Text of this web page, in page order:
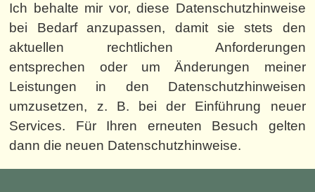
Ich behalte mir vor, diese Datenschutzhinweise
bei Bedarf anzupassen, damit sie stets den
aktuellen rechtlichen Anforderungen
entsprechen oder um Änderungen meiner
Leistungen in den Datenschutzhinweisen
umzusetzen, z. B. bei der Einführung neuer
Services. Für Ihren erneuten Besuch gelten
dann die neuen Datenschutzhinweise.